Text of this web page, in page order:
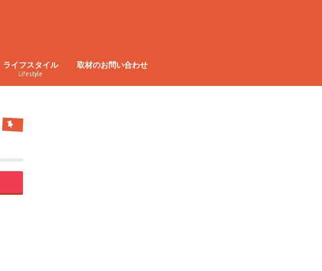
ライフスタイル
Lifestyle
取材のお問い合わせ